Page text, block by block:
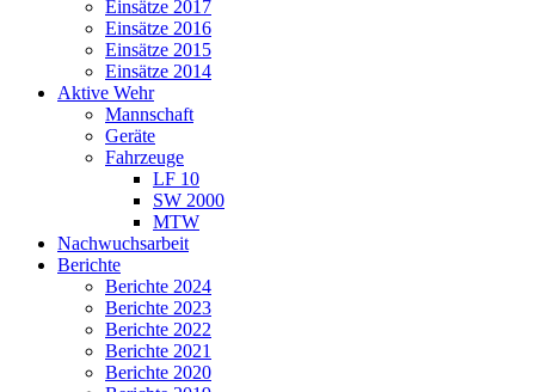
Einsätze 2017
Einsätze 2016
Einsätze 2015
Einsätze 2014
Aktive Wehr
Mannschaft
Geräte
Fahrzeuge
LF 10
SW 2000
MTW
Nachwuchsarbeit
Berichte
Berichte 2024
Berichte 2023
Berichte 2022
Berichte 2021
Berichte 2020